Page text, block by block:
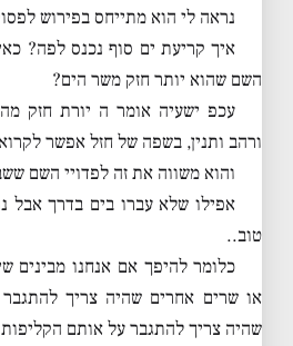
נראה לי הוא מתייחס בפירוש
איך קריעת ים סוף נכנס לפה?
השם שהוא יותר חזק משר הים?
עכפ ישעיה אומר ה יורת חזק
ורהב ותנין, בשפה של חזל אפשר
והוא משווה את זה לפדויי השם
אפילו שלא עברו בים בדרך אבל
טוב..
כלומר להיפך אם אנחנו מבינים
או שרים אחרים שהיה צריך
שהיה צריך להתגבר על אותם